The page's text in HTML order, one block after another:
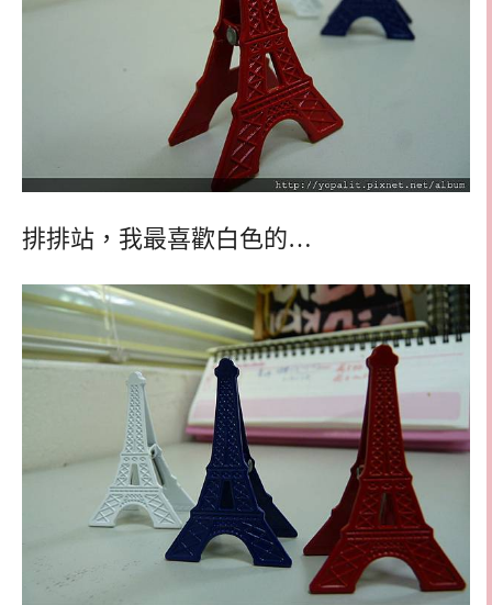
排排站，我最喜歡白色的…